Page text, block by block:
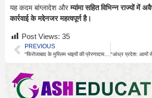
यह कदम बांग्लादेश औरम्यांमा सहित विभिन्न राज्यों में
कार्रवाई के मद्देनजर महत्वपूर्ण है।
Post Views: 35
PREVIOUS
“फिरोजाबाद के मुस्लिम भाइयों की प्रेरणादायक कांवड़ यात्रा: 151 लीटर गंगाजल के साथ”